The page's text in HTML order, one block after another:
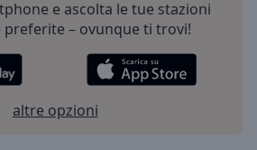
e ascolta le tue stazioni
– ovunque ti trovi!
altre opzioni